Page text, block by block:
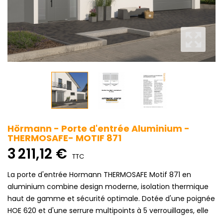
Hörmann - Porte d'entrée Aluminium -
THERMOSAFE- MOTIF 871
3 211,12 € TTC
La porte d'entrée Hormann THERMOSAFE Motif 871 en
aluminium combine design moderne, isolation thermique
haut de gamme et sécurité optimale. Dotée d'une poignée
HOE 620 et d'une serrure multipoints à 5 verrouillages, elle